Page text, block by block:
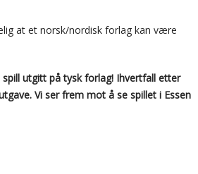
at et norsk/nordisk forlag kan være
utgitt på tysk forlag! Ihvertfall etter
Vi ser frem mot å se spillet i Essen